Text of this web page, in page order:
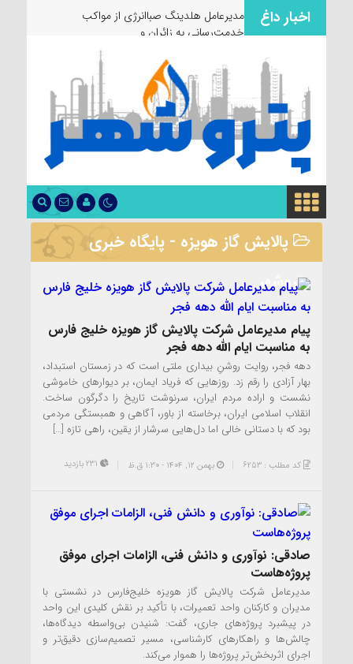
اخبار داغ
مدیرعامل هلدینگ صباانرژی از مواکب
خدمت‌رسانی به زائران و عزاداران ب
پالایش گاز هویزه - پایگاه خبری
پتروشهر
پیام مدیرعامل شرکت پالایش گاز هویزه خلیج فارس
به مناسبت ایام الله دهه فجر
دهه فجر، روایت روشنِ بیداری ملتی است که در زمستان استبداد،
بهار آزادی را رقم زد. روزهایی که فریاد ایمان، بر دیوارهای خاموشی
نشست و اراده مردم ایران، سرنوشت تاریخ را دگرگون ساخت.
انقلاب اسلامی ایران، برخاسته از باور، آگاهی و همبستگی مردمی
بود که با دستانی خالی اما دل‌هایی سرشار از یقین، راهی تازه […]
کد مطلب : 6253 بهمن ۱۲, ۱۴۰۴ - 1:30 ق.ظ
صادقی: نوآوری و دانش فنی، الزامات اجرای موفق
پروژه‌هاست
مدیرعامل شرکت پالایش گاز هویزه خلیج‌فارس در نشستی با
مدیران و کارکنان واحد تعمیرات، با تأکید بر نقش کلیدی این واحد
در پیشبرد پروژه‌های جاری، گفت: شنیدن بی‌واسطه دیدگاه‌ها،
چالش‌ها و راهکارهای کارشناسی، مسیر تصمیم‌سازی دقیق‌تر و
اجرای اثربخش‌تر پروژه‌ها را هموار می‌کند.